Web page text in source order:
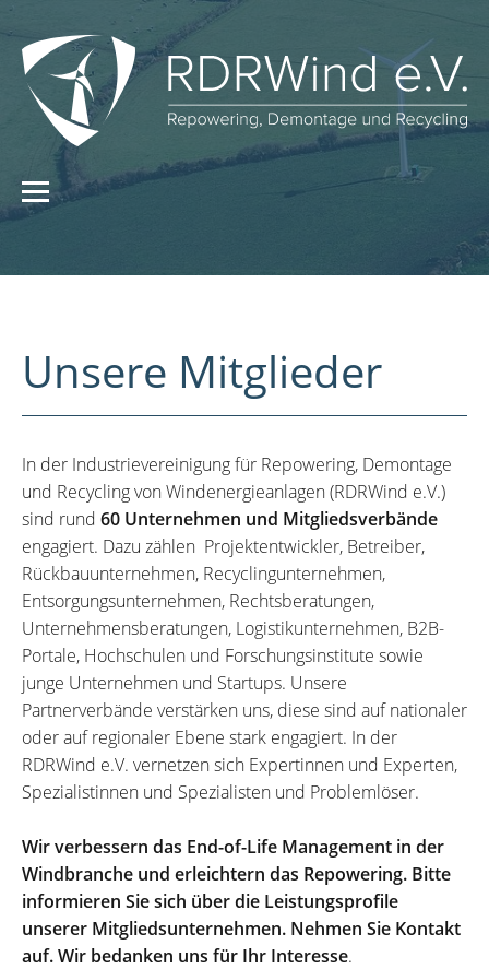
Unsere Mitglieder
In der Industrievereinigung für Repowering, Demontage
und Recycling von Windenergieanlagen (RDRWind e.V.)
sind rund 60 Unternehmen und Mitgliedsverbände
engagiert. Dazu zählen Projektentwickler, Betreiber,
Rückbauunternehmen, Recyclingunternehmen,
Entsorgungsunternehmen, Rechtsberatungen,
Unternehmensberatungen, Logistikunternehmen, B2B-
Portale, Hochschulen und Forschungsinstitute sowie
junge Unternehmen und Startups. Unsere
Partnerverbände verstärken uns, diese sind auf nationaler
oder auf regionaler Ebene stark engagiert. In der
RDRWind e.V. vernetzen sich Expertinnen und Experten,
Spezialistinnen und Spezialisten und Problemlöser.
Wir verbessern das End-of-Life Management in der
Windbranche und erleichtern das Repowering. Bitte
informieren Sie sich über die Leistungsprofile
unserer Mitgliedsunternehmen. Nehmen Sie Kontakt
auf. Wir bedanken uns für Ihr Interesse.